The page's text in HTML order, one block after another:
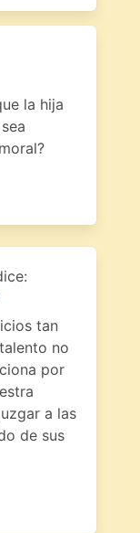
la hija
tan
no
por
a las
de sus